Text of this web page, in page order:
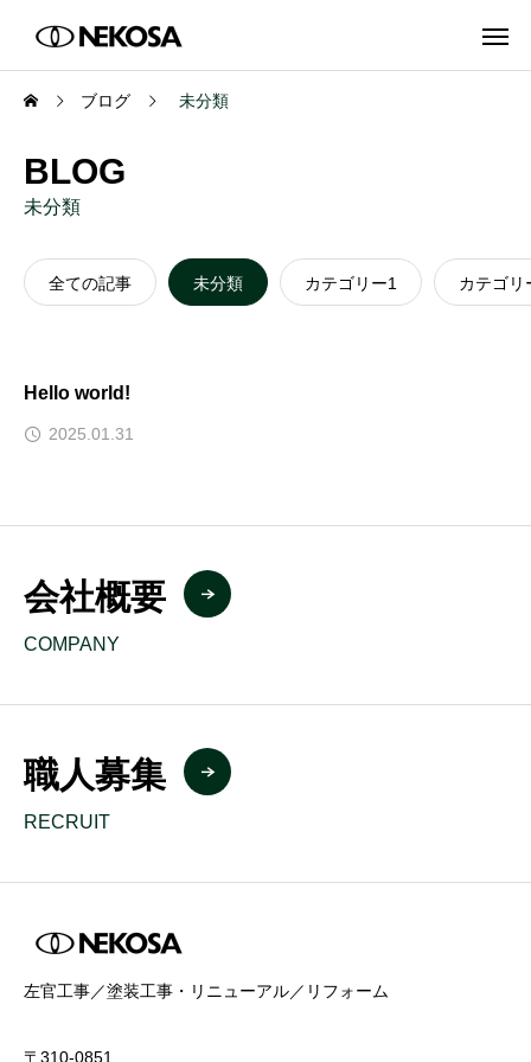
ブログ 未分類
BLOG
未分類
全ての記事 未分類 カテゴリー1 カテゴリ
Hello world!
2025.01.31
会社概要
COMPANY
職人募集
RECRUIT
左官工事／塗装工事・リニューアル／リフォーム
〒310-0851